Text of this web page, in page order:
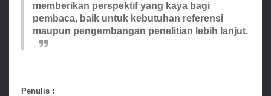
memberikan perspektif yang kaya bagi
pembaca, baik untuk kebutuhan referensi
maupun pengembangan penelitian lebih lanjut.
Penulis :